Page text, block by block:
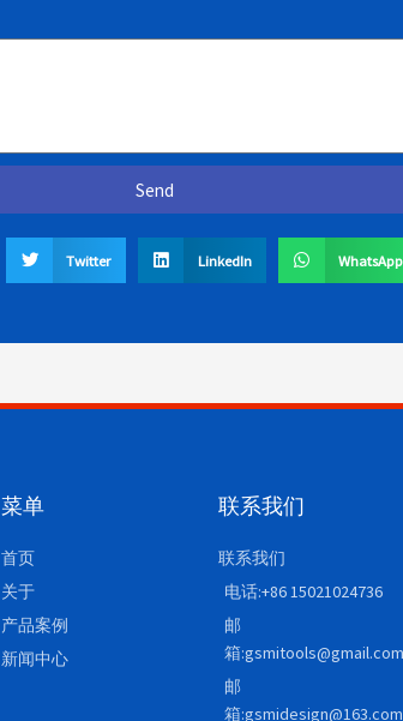
Send
Twitter LinkedIn WhatsApp
菜单
首页
关于
产品案例
新闻中心
联系我们
联系我们
电话:+86 15021024736
邮
箱:gsmitools@gmail.com
邮
箱:gsmidesign@163.com